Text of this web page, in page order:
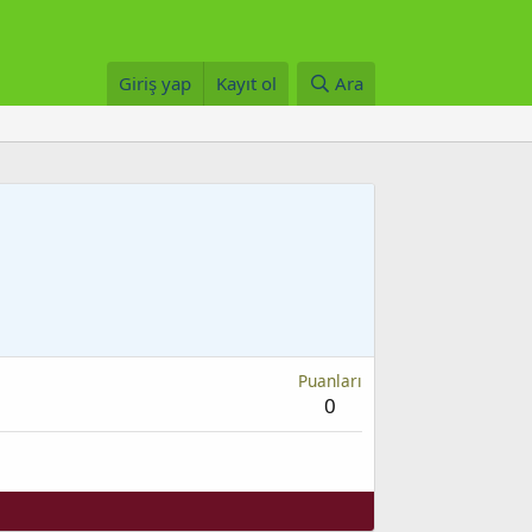
Giriş yap Kayıt ol Ara
Puanları
0